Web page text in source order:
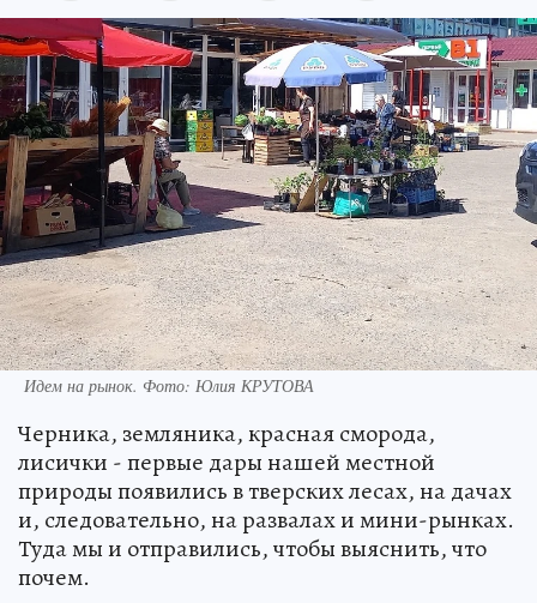
Идем на рынок. Фото: Юлия КРУТОВА
Черника, земляника, красная сморода,
лисички - первые дары нашей местной
природы появились в тверских лесах, на дачах
и, следовательно, на развалах и мини-рынках.
Туда мы и отправились, чтобы выяснить, что
почем.